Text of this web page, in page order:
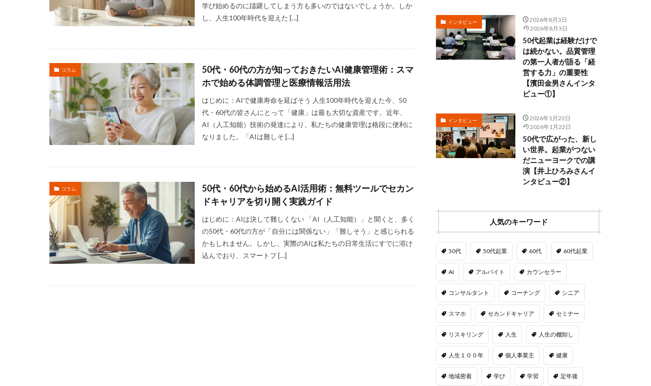
学び始めるのに躊躇してしまう方も多いのではないでしょうか。しか
し、人生100年時代を迎えた […]
コラム
50代・60代の方が知っておきたいAI健康管理術：スマ
ホで始める体調管理と医療情報活用法
はじめに：AIで健康寿命を延ばそう 人生100年時代を迎えた今、50
代・60代の皆さんにとって「健康」は最も大切な資産です。近年、
AI（人工知能）技術の発達により、私たちの健康管理は格段に便利に
なりました。「AIは難しそ […]
コラム
50代・60代から始めるAI活用術：無料ツールでセカン
ドキャリアを切り開く実践ガイド
はじめに：AIは決して難しくない 「AI（人工知能）」と聞くと、多く
の50代・60代の方が「自分には関係ない」「難しそう」と感じられる
かもしれません。しかし、実際のAIは私たちの日常生活にすでに溶け
込んでおり、スマートフ […]
インタビュー
2026年8月3日
2026年8月3日
50代起業は経験だけで
は続かない。品質管理
の第一人者が語る「経
営する力」の重要性
【濱田金男さんインタ
ビュー①】
インタビュー
2026年1月22日
2026年1月22日
50代で広がった、新し
い世界。起業がつない
だニューヨークでの講
演【井上ひろみさんイ
ンタビュー②】
人気のキーワード
50代 50代起業 60代 60代起業
AI アルバイト カウンセラー
コンサルタント コーチング シニア
スマホ セカンドキャリア セミナー
リスキリング 人生 人生の棚卸し
人生１００年 個人事業主 健康
地域密着 学び 学習 定年後